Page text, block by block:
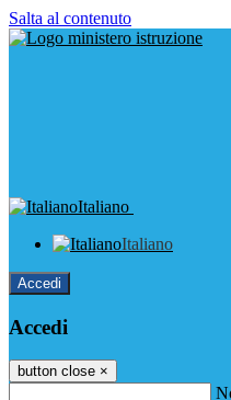
Salta al contenuto
Italiano
Italiano
Accedi
Accedi
button close ×